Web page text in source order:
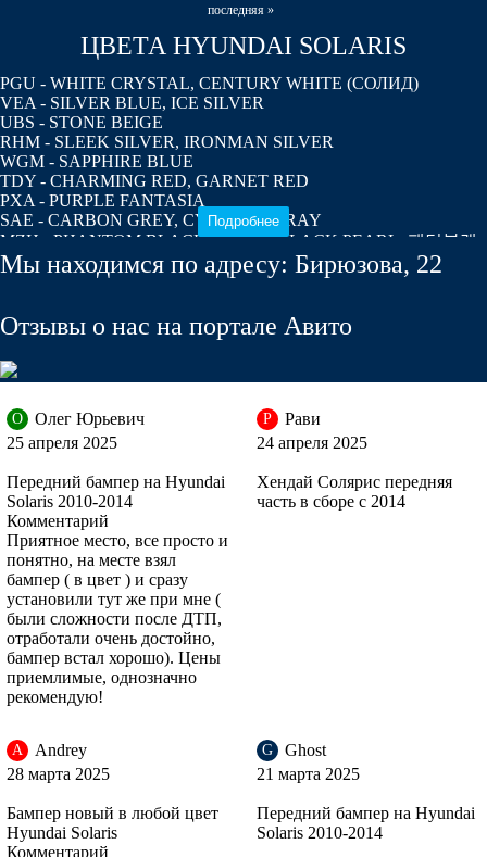
последняя »
ЦВЕТА HYUNDAI SOLARIS
PGU - WHITE CRYSTAL, CENTURY WHITE (СОЛИД)
VEA - SILVER BLUE, ICE SILVER
UBS - STONE BEIGE
RHM - SLEEK SILVER, IRONMAN SILVER
WGM - SAPPHIRE BLUE
TDY - CHARMING RED, GARNET RED
PXA - PURPLE FANTASIA
SAE - CARBON GREY, CYCLONE GRAY
MZH - PHANTOM BLACK, ULTRA BLACK PEARL, 팬텀블랙
R9A - VITAMIN C
VC5 - COFFEE BEAN
M2B - MYSTIC BEIGE
PGU - WHITE CRYSTAL (СОЛИД) (Белый)
PGU - WHITE CRYSTAL (СОЛИД) (Белый)
PGU - WHITE CRYSTAL (СОЛИД) (Белый)
PGU - WHITE CRYSTAL (СОЛИД) (Белый)
VEA - SILVER BLUE, ICE SILVER
Подробнее
Мы находимся по адресу: Бирюзова, 22
Отзывы о нас на портале Авито
О
Олег Юрьевич
25 апреля 2025
Передний бампер на Hyundai
Solaris 2010-2014
Комментарий
Приятное место, все просто и
понятно, на месте взял
бампер ( в цвет ) и сразу
установили тут же при мне (
были сложности после ДТП,
отработали очень достойно,
бампер встал хорошо). Цены
приемлимые, однозначно
рекомендую!
Р
Рави
24 апреля 2025
Хендай Солярис передняя
часть в сборе с 2014
A
Andrey
28 марта 2025
Бампер новый в любой цвет
Hyundai Solaris
Комментарий
G
Ghost
21 марта 2025
Передний бампер на Hyundai
Solaris 2010-2014